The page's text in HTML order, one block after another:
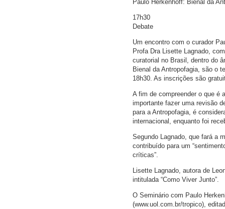
Paulo Herkenhoff: Bienal da
17h30
Debate
Um encontro com o curador
Profa Dra Lisette Lagnado,
curatorial no Brasil, dentro do
Bienal da Antropofagia, são o
18h30. As inscrições são
A fim de compreender o que é
importante fazer uma revisão
para a Antropofagia, é
internacional, enquanto foi
Segundo Lagnado, que fará a
contribuído para um
críticas”.
Lisette Lagnado, autora de
intitulada “Como Viver Junto”.
O Seminário com Paulo
(www.uol.com.br/tropico),